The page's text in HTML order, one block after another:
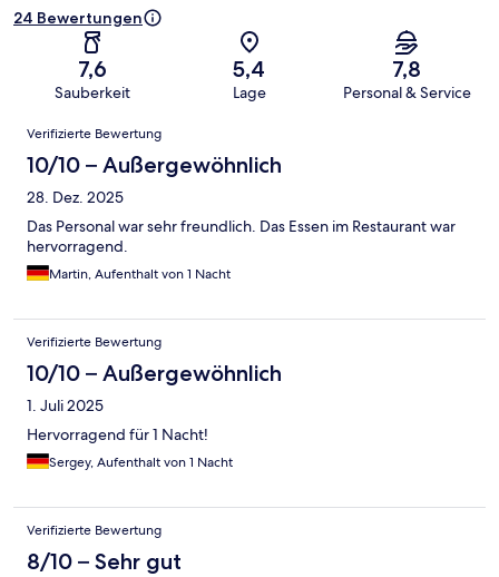
24 Bewertungen
7,6
Sauberkeit
5,4
Lage
7,8
Personal & Service
Bewertungen
Verifizierte Bewertung
10/10 – Außergewöhnlich
28. Dez. 2025
Das Personal war sehr freundlich. Das Essen im Restaurant war
hervorragend.
Martin, Aufenthalt von 1 Nacht
Verifizierte Bewertung
10/10 – Außergewöhnlich
1. Juli 2025
Hervorragend für 1 Nacht!
Sergey, Aufenthalt von 1 Nacht
Verifizierte Bewertung
8/10 – Sehr gut